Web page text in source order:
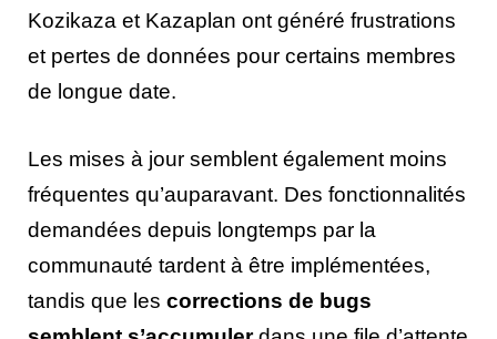
Kozikaza et Kazaplan ont généré frustrations
et pertes de données pour certains membres
de longue date.
Les mises à jour semblent également moins
fréquentes qu’auparavant. Des fonctionnalités
demandées depuis longtemps par la
communauté tardent à être implémentées,
tandis que les corrections de bugs